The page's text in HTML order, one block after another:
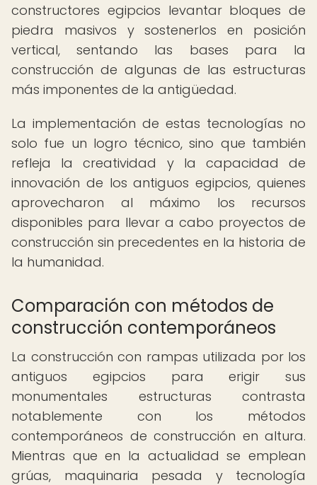
constructores egipcios levantar bloques de
piedra masivos y sostenerlos en posición
vertical, sentando las bases para la
construcción de algunas de las estructuras
más imponentes de la antigüedad.
La implementación de estas tecnologías no
solo fue un logro técnico, sino que también
refleja la creatividad y la capacidad de
innovación de los antiguos egipcios, quienes
aprovecharon al máximo los recursos
disponibles para llevar a cabo proyectos de
construcción sin precedentes en la historia de
la humanidad.
Comparación con métodos de
construcción contemporáneos
La construcción con rampas utilizada por los
antiguos egipcios para erigir sus
monumentales estructuras contrasta
notablemente con los métodos
contemporáneos de construcción en altura.
Mientras que en la actualidad se emplean
grúas, maquinaria pesada y tecnología